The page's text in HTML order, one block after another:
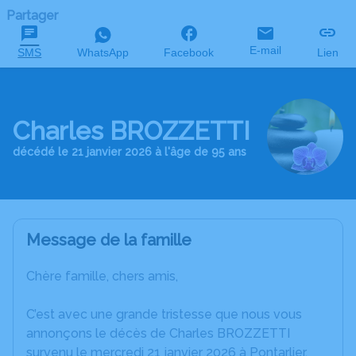
Partager
SMS WhatsApp Facebook E-mail Lien
Charles BROZZETTI
décédé le 21 janvier 2026 à l'âge de 95 ans
Message de la famille
Chère famille, chers amis,
C’est avec une grande tristesse que nous vous
annonçons le décès de Charles BROZZETTI
survenu le mercredi 21 janvier 2026 à Pontarlier.